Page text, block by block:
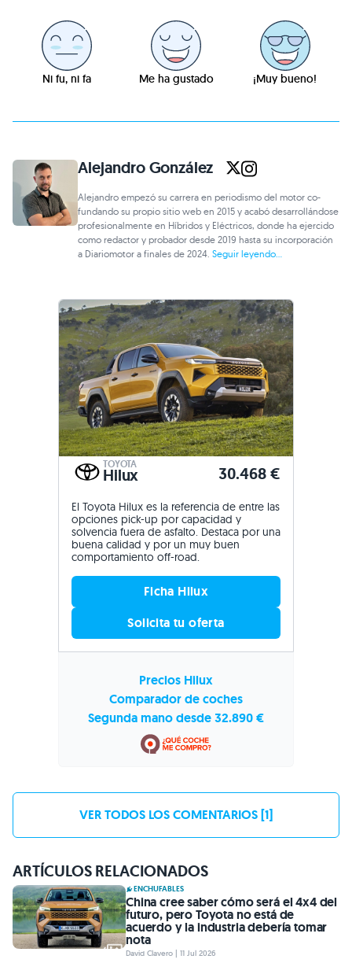
Ni fu, ni fa Me ha gustado ¡Muy bueno!
Alejandro González
Alejandro empezó su carrera en periodismo del motor co-
fundando su propio sitio web en 2015 y acabó desarrollándose
profesionalmente en Híbridos y Eléctricos, donde ha ejercido
como redactor y probador desde 2019 hasta su incorporación
a Diariomotor a finales de 2024.Seguir leyendo...
TOYOTA
Hilux 30.468 €
El Toyota Hilux es la referencia de entre las
opciones pick-up por capacidad y
solvencia fuera de asfalto. Destaca por una
buena calidad y por un muy buen
comportamiento off-road.
Ficha Hilux
Solicita tu oferta
Precios Hilux
Comparador de coches
Segunda mano desde 32.890 €
VER TODOS LOS COMENTARIOS [1]
ARTÍCULOS RELACIONADOS
ENCHUFABLES
China cree saber cómo será el 4x4 del
futuro, pero Toyota no está de
acuerdo y la industria debería tomar
nota
David Clavero | 11 Jul 2026